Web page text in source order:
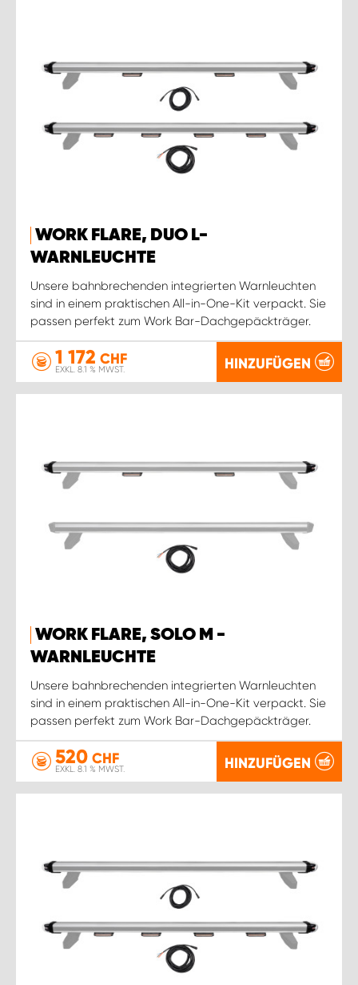
WORK FLARE, DUO L-
WARNLEUCHTE
Unsere bahnbrechenden integrierten Warnleuchten
sind in einem praktischen All-in-One-Kit verpackt. Sie
passen perfekt zum Work Bar-Dachgepäckträger.
1 172 CHF
EXKL. 8.1 % MWST. HINZUFÜGEN
WORK FLARE, SOLO M -
WARNLEUCHTE
Unsere bahnbrechenden integrierten Warnleuchten
sind in einem praktischen All-in-One-Kit verpackt. Sie
passen perfekt zum Work Bar-Dachgepäckträger.
520 CHF
EXKL. 8.1 % MWST. HINZUFÜGEN